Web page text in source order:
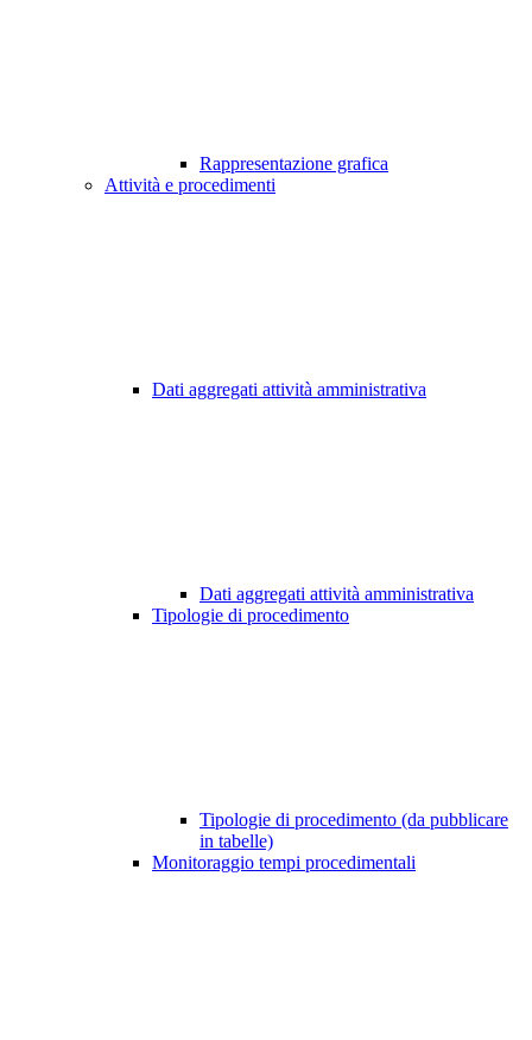
Rappresentazione grafica
Attività e procedimenti
Dati aggregati attività amministrativa
Dati aggregati attività amministrativa
Tipologie di procedimento
Tipologie di procedimento (da pubblicare
in tabelle)
Monitoraggio tempi procedimentali